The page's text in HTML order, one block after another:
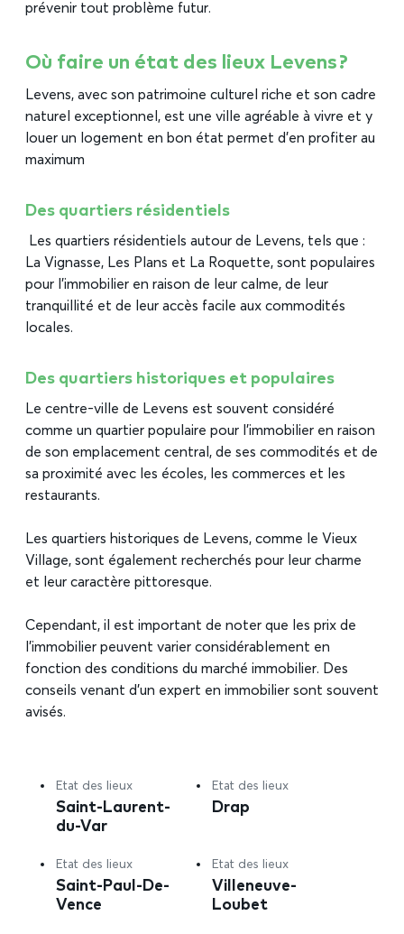
prévenir tout problème futur.
Où faire un état des lieux Levens ?
Levens, avec son patrimoine culturel riche et son cadre
naturel exceptionnel, est une ville agréable à vivre et y
louer un logement en bon état permet d’en profiter au
maximum
Des quartiers résidentiels
Les quartiers résidentiels autour de Levens, tels que :
La Vignasse, Les Plans et La Roquette, sont populaires
pour l’immobilier en raison de leur calme, de leur
tranquillité et de leur accès facile aux commodités
locales.
Des quartiers historiques et populaires
Le centre-ville de Levens est souvent considéré
comme un quartier populaire pour l’immobilier en raison
de son emplacement central, de ses commodités et de
sa proximité avec les écoles, les commerces et les
restaurants.
Les quartiers historiques de Levens, comme le Vieux
Village, sont également recherchés pour leur charme
et leur caractère pittoresque.
Cependant, il est important de noter que les prix de
l’immobilier peuvent varier considérablement en
fonction des conditions du marché immobilier. Des
conseils venant d’un expert en immobilier sont souvent
avisés.
Etat des lieux
Saint-Laurent-
du-Var
Etat des lieux
Drap
Etat des lieux
Saint-Paul-De-
Vence
Etat des lieux
Villeneuve-
Loubet